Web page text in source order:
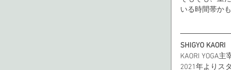
いる時間帯か
SHIGYO KAORI
KAORI YOGA主
2021年よりス